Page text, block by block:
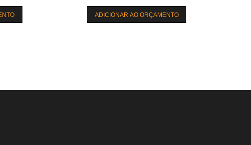
ADICIONAR AO ORÇAMENTO